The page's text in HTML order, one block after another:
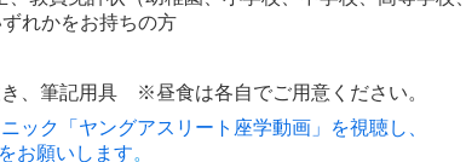
をお持ちの方
、筆記用具 ※昼食は各自でご用意ください。
ック「ヤングアスリート座学動画」を視聴し、
願いします。